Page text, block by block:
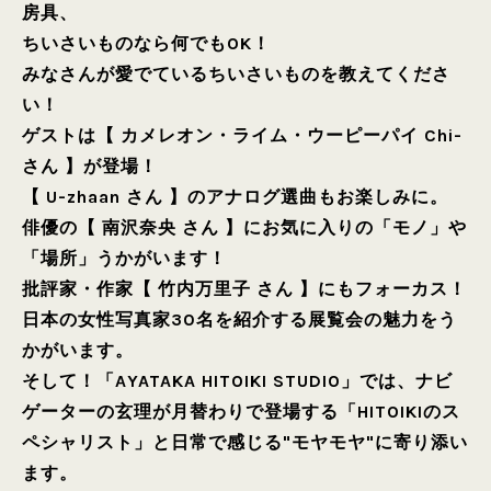
房具、
ちいさいものなら何でもOK！
みなさんが愛でているちいさいものを教えてくださ
い！
ゲストは【 カメレオン・ライム・ウーピーパイ Chi-
さん 】が登場！
【 U-zhaan さん 】のアナログ選曲もお楽しみに。
俳優の【 南沢奈央 さん 】にお気に入りの「モノ」や
「場所」うかがいます！
批評家・作家【 竹内万里子 さん 】にもフォーカス！
日本の女性写真家30名を紹介する展覧会の魅力をう
かがいます。
そして！「AYATAKA HITOIKI STUDIO」では、ナビ
ゲーターの玄理が月替わりで登場する「HITOIKIのス
ペシャリスト」と日常で感じる"モヤモヤ"に寄り添い
ます。